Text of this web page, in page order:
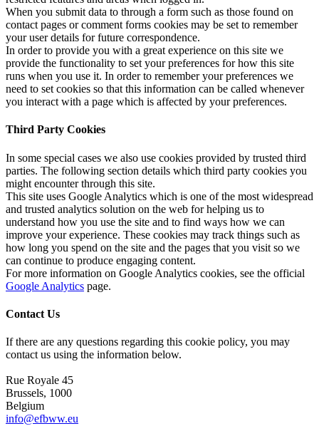
When you submit data to through a form such as those found on
contact pages or comment forms cookies may be set to remember
your user details for future correspondence.
In order to provide you with a great experience on this site we
provide the functionality to set your preferences for how this site
runs when you use it. In order to remember your preferences we
need to set cookies so that this information can be called whenever
you interact with a page which is affected by your preferences.
Third Party Cookies
In some special cases we also use cookies provided by trusted third
parties. The following section details which third party cookies you
might encounter through this site.
This site uses Google Analytics which is one of the most widespread
and trusted analytics solution on the web for helping us to
understand how you use the site and to find ways how we can
improve your experience. These cookies may track things such as
how long you spend on the site and the pages that you visit so we
can continue to produce engaging content.
For more information on Google Analytics cookies, see the official
Google Analytics page.
Contact Us
If there are any questions regarding this cookie policy, you may
contact us using the information below.
Rue Royale 45
Brussels, 1000
Belgium
info@efbww.eu